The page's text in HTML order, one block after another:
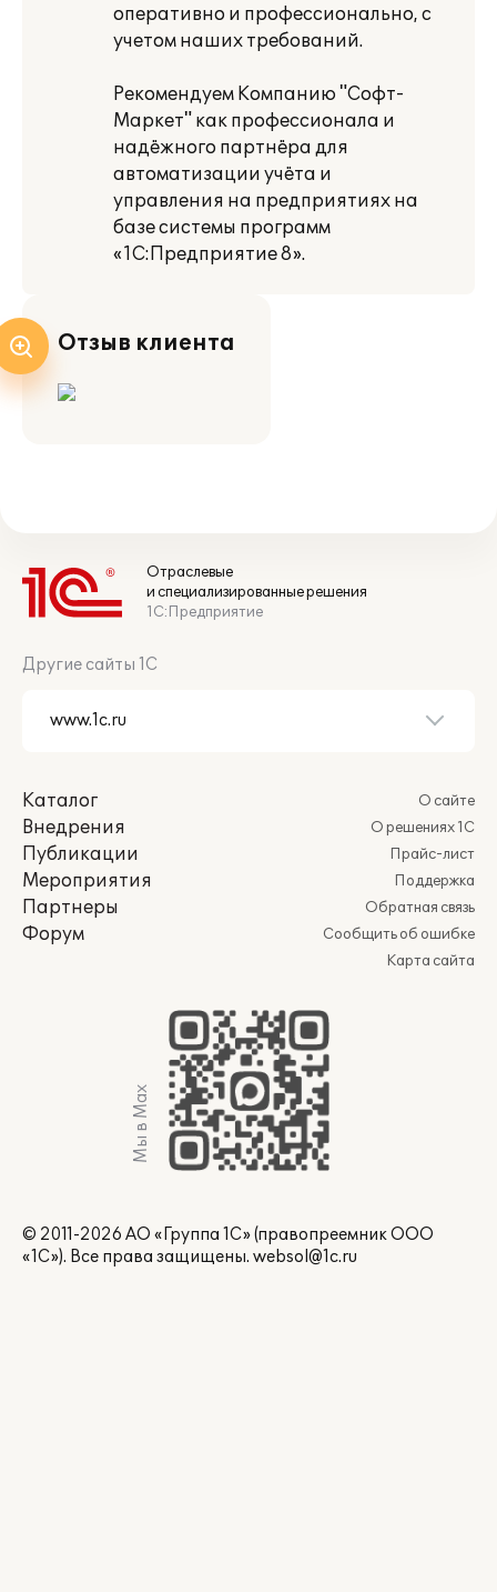
оперативно и профессионально, с
учетом наших требований.
Рекомендуем Компанию "Софт-
Маркет" как профессионала и
надёжного партнёра для
автоматизации учёта и
управления на предприятиях на
базе системы программ
«1С:Предприятие 8».
Отзыв клиента
Отраслевые
и специализированные решения
1С:Предприятие
Другие сайты 1С
Каталог
Внедрения
Публикации
Мероприятия
Партнеры
Форум
О сайте
О решениях 1С
Прайс-лист
Поддержка
Обратная связь
Сообщить об ошибке
Карта сайта
Мы в Max
© 2011-2026 АО «Группа 1С» (правопреемник ООО
«1С»). Все права защищены. websol@1c.ru